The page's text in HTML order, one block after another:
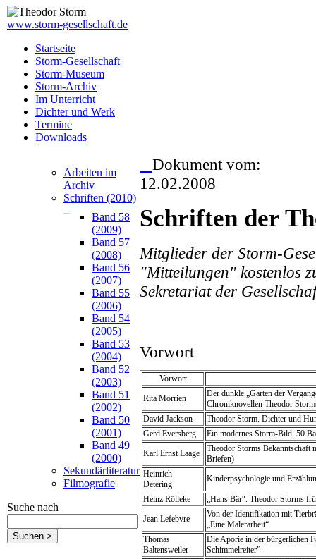
www.storm-gesellschaft.de
Startseite
Storm-Gesellschaft
Storm-Museum
Storm-Archiv
Im Unterricht
Dichter und Werk
Termine
Downloads
Arbeiten im
Archiv
Schriften (2010)
Band 58
(2009)
Band 57
(2008)
Band 56
(2007)
Band 55
(2006)
Band 54
(2005)
Band 53
(2004)
Band 52
(2003)
Band 51
(2002)
Band 50
(2001)
Band 49
(2000)
Sekundärliteratur
Filmografie
Suche nach
Dokument vom:
12.02.2008
Schriften der
Mitglieder der Storm-
"Mitteilungen" kostenlos
Sekretariat der
Vorwort
Vorwort
Rita Morrien
Der dunkle „Garten der
Chroniknovellen Theodor
David Jackson
Theodor Storm. Dichter und
Gerd Eversberg
Ein modernes Storm-Bild. 50
Karl Ernst Laage
Theodor Storms Bekanntschaft
Briefen)
Heinrich
Detering
Kinderpsychologie und
Heinz Rölleke
„Hans Bär“. Theodor Storms
Jean Lefebvre
Von der Identifikation mit
„Eine Malerarbeit“
Thomas
Baltensweiler
Die Aporie in der bürgerlichen
Schimmelreiter”